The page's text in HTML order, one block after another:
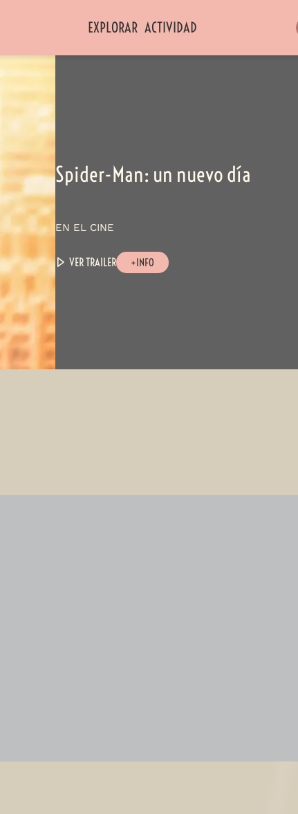
EXPLORAR ACTIVIDAD
Spider-Man: un nuevo día
EN EL CINE
VER TRAILER +INFO